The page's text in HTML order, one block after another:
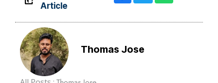
Article
Thomas Jose